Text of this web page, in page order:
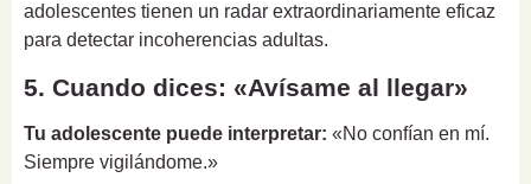
adolescentes tienen un radar extraordinariamente eficaz
para detectar incoherencias adultas.
5. Cuando dices: «Avísame al llegar»
Tu adolescente puede interpretar: «No confían en mí.
Siempre vigilándome.»